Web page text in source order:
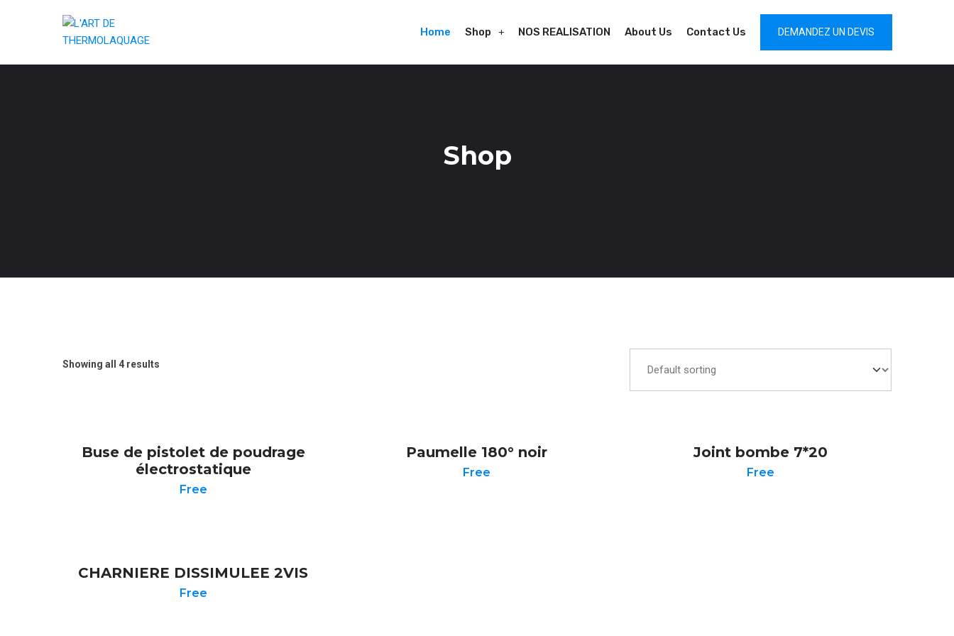
DEMANDEZ UN DEVIS
Home Shop NOS REALISATION About Us Contact Us
Shop
Showing all 4 results
Buse de pistolet de poudrage
électrostatique
Free
Paumelle 180° noir
Free
Joint bombe 7*20
Free
CHARNIERE DISSIMULEE 2VIS
Free